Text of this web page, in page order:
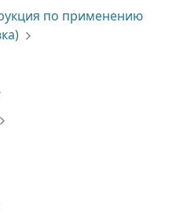
по применению